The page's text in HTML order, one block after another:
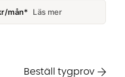
mån* Läs mer
Beställ tygprov